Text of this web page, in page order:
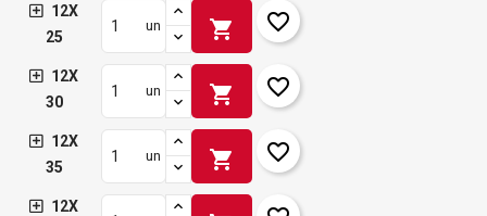
12X
25
un shopping_cart favorite_border
12X
30
un shopping_cart favorite_border
12X
35
un shopping_cart favorite_border
12X